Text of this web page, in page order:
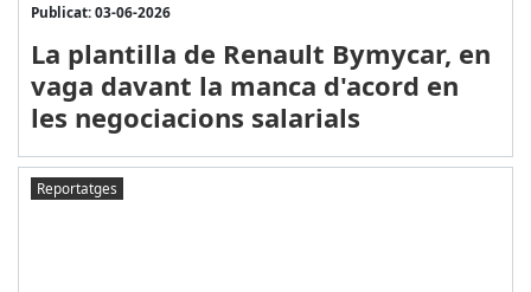
Publicat: 03-06-2026
La plantilla de Renault Bymycar, en
vaga davant la manca d'acord en
les negociacions salarials
Reportatges